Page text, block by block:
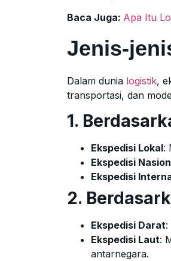
Baca Juga: Apa Itu
Jenis-
Dalam dunia logistik,
transportasi, dan
1.
Ekspedisi Lokal:
Ekspedisi
Ekspedisi
2.
Ekspedisi Darat:
Ekspedisi Laut:
antarnegara.